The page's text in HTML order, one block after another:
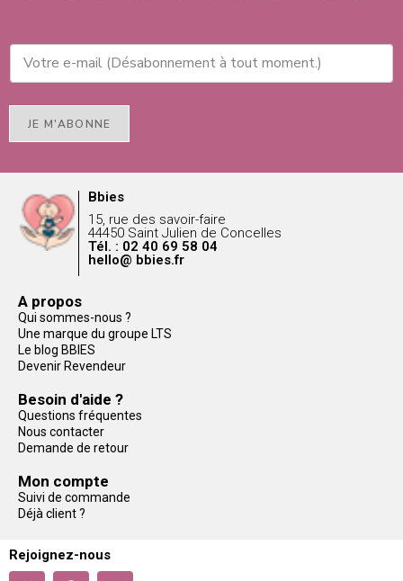
JE M'ABONNE
Bbies
15, rue des savoir-faire
44450 Saint Julien de Concelles
Tél. : 02 40 69 58 04
hello@ bbies.fr
A propos
Qui sommes-nous ?
Une marque du groupe LTS
Le blog BBIES
Devenir Revendeur
Besoin d'aide ?
Questions fréquentes
Nous contacter
Demande de retour
Mon compte
Suivi de commande
Déjà client ?
Rejoignez-nous